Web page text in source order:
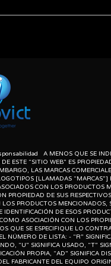
the products listed on
of those products. we
- “r” means
manufacturer.
A MENOS QUE SE
ESTE “SITIO WEB” ES
LAS MARCAS
[LLAMADAS “MARCAS”]
CON LOS PRODUCTOS
PROPIEDAD DE SUS
LOS PRODUCTOS MENCIONADOS,
IDENTIFICACIÓN DE ESOS
ASOCIACIÓN CON LOS
QUE SE ESPECIFIQUE LO
NÚMERO DE LISTA: - “R”
“U” SIGNIFICA USADO, “T”
PROPIA, “AD” SIGNIFICA
FABRICANTE DEL EQUIPO